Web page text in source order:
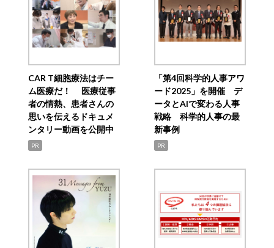
CAR T細胞療法はチー
ム医療だ！ 医療従事
者の情熱、患者さんの
思いを伝えるドキュメ
ンタリー動画を公開中
PR
「第4回科学的人事アワ
ード2025」を開催 デ
ータとAIで変わる人事
戦略 科学的人事の最
新事例
PR